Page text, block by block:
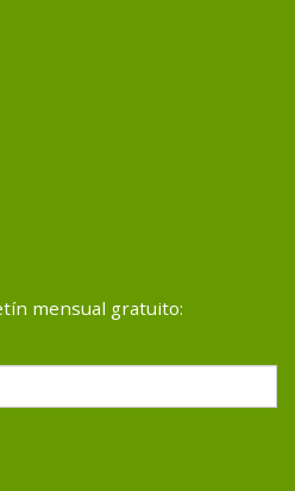
mensual gratuito: